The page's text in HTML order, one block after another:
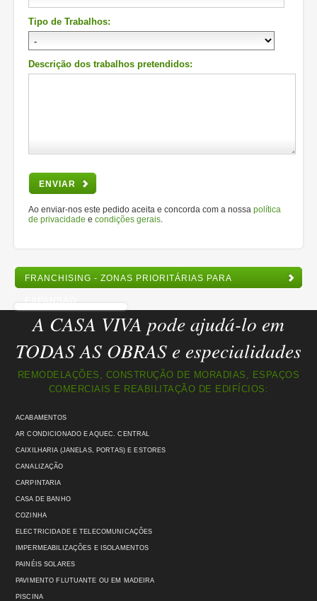
Tipo de Trabalhos:
Descrição dos trabalhos pretendidos:
ENVIAR
Ao enviar-nos este pedido aceita e concorda com a nossa política
de privacidade e condições gerais
FRANCHISING - ZONAS PRIORITÁRIAS PARA
EXPANSÃO
A CASA VIVA pode ajudá-lo em
TODAS AS OBRAS e especialidades
REMODELAÇÕES, CONSTRUÇÃO DE MORADIAS, ESPAÇOS
COMERCIAIS E REABILITAÇÃO DE EDIFÍCIOS:
ACABAMENTOS
AR CONDICIONADO E AQUEC. CENTRAL
CAIXILHARIA (JANELAS, PORTAS) E ESTORES
CANALIZAÇÃO
CARPINTARIA
CASA DE BANHO
COZINHA
ELECTRICIDADE E TELECOMUNICAÇÕES
IMPERMEABILIZAÇÕES E ISOLAMENTOS
PAINÉIS SOLARES
PAVIMENTO FLUTUANTE OU EM MADEIRA
PISCINA